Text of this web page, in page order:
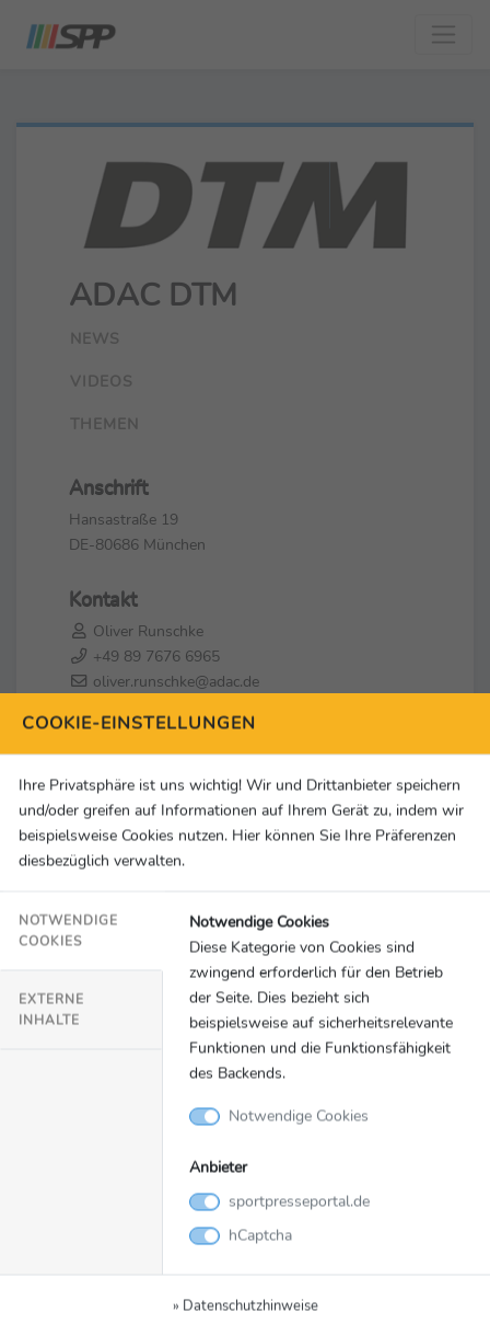
ADAC DTM
NEWS
VIDEOS
THEMEN
Anschrift
Hansastraße 19
DE-80686 München
Kontakt
Oliver Runschke
+49 89 7676 6965
oliver.runschke@adac.de
Social Media & Links
Am Nürburgring startet die
DTM mit Spitzenreiter
Lucas Auer in die zweite
COOKIE-EINSTELLUNGEN
Ihre Privatsphäre ist uns wichtig! Wir und Drittanbieter speichern
und/oder greifen auf Informationen auf Ihrem Gerät zu, indem wir
beispielsweise Cookies nutzen. Hier können Sie Ihre Präferenzen
diesbezüglich verwalten.
NOTWENDIGE
COOKIES
EXTERNE
INHALTE
Notwendige Cookies
Diese Kategorie von Cookies sind
zwingend erforderlich für den Betrieb
der Seite. Dies bezieht sich
beispielsweise auf sicherheitsrelevante
Funktionen und die Funktionsfähigkeit
des Backends.
Notwendige Cookies
Anbieter
sportpresseportal.de
hCaptcha
» Datenschutzhinweise